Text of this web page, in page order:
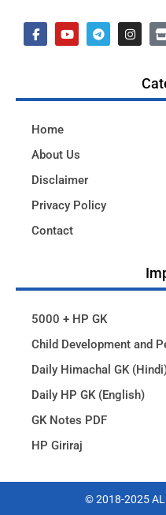
Home
About Us
Disclaimer
Privacy Policy
Contact
5000 + HP GK
Child Development and
Daily Himachal GK
Daily HP GK (English)
GK Notes PDF
HP Giriraj
© 2018-2025